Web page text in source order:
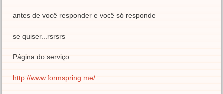
antes de você responder e você só responde
se quiser...rsrsrs
Página do serviço:
http://www.formspring.me/